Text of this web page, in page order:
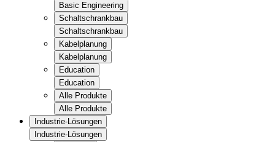
Basic Engineering
Schaltschrankbau
Schaltschrankbau
Kabelplanung
Kabelplanung
Education
Education
Alle Produkte
Alle Produkte
Industrie-Lösungen
Industrie-Lösungen